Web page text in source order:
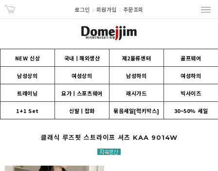
로그인 회원가입 주문조회
NEW 신상 국내ㅣ해외생산 제2물류센터 골프웨어
남성상의 여성상의 남성하의 여성하의
트레이닝 요가ㅣ스포츠웨어 래시가드 빅사이즈
1+1 Set 신발ㅣ잡화 묶음세일[럭키박스] 30~50% 세일
클래식 루즈핏 스트라이프 셔츠 KAA 9014W